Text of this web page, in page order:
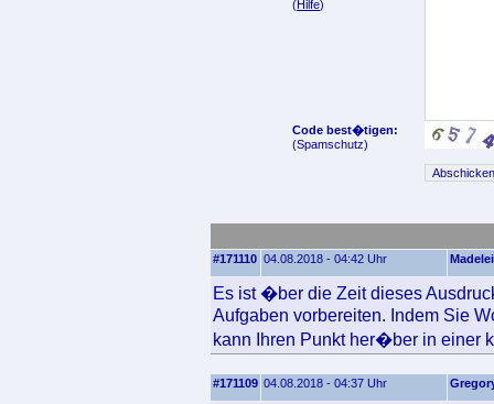
(Hilfe)
Code best�tigen:
(Spamschutz)
#171110 04.08.2018 - 04:42 Uhr
Es ist �ber die Zeit dieses
Aufgaben vorbereiten. Indem Sie
kann Ihren Punkt her�ber in einer
#171109 04.08.2018 - 04:37 Uhr